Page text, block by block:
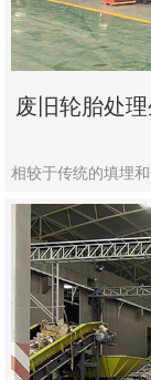
废旧轮胎处
相较于传统的填埋